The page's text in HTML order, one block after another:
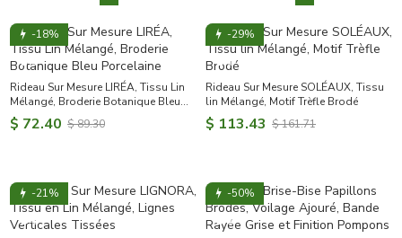
-18%
Rideau Sur Mesure LIRÉA, Tissu Lin
Mélangé, Broderie Botanique Bleu
Porcelaine
$ 72.40 $ 89.30
-29%
Rideau Sur Mesure SOLÉAUX, Tissu
lin Mélangé, Motif Trèfle Brodé
$ 113.43 $ 161.71
-21% -50%